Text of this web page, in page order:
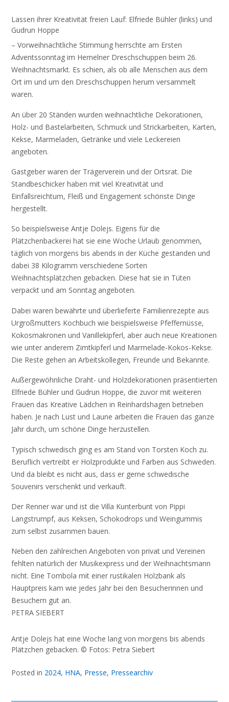
Lassen ihrer Kreativität freien Lauf: Elfriede Bühler (links) und
Gudrun Hoppe
– Vorweihnachtliche Stimmung herrschte am Ersten
Adventssonntag im Hemelner Dreschschuppen beim 26.
Weihnachtsmarkt. Es schien, als ob alle Menschen aus dem
Ort im und um den Dreschschuppen herum versammelt
waren.
An über 20 Ständen wurden weihnachtliche Dekorationen,
Holz- und Bastelarbeiten, Schmuck und Strickarbeiten, Karten,
Kekse, Marmeladen, Getränke und viele Leckereien
angeboten.
Gastgeber waren der Trägerverein und der Ortsrat. Die
Standbeschicker haben mit viel Kreativität und
Einfallsreichtum, Fleiß und Engagement schönste Dinge
hergestellt.
So beispielsweise Antje Dolejs. Eigens für die
Plätzchenbackerei hat sie eine Woche Urlaub genommen,
täglich von morgens bis abends in der Küche gestanden und
dabei 38 Kilogramm verschiedene Sorten
Weihnachtsplätzchen gebacken. Diese hat sie in Tüten
verpackt und am Sonntag angeboten.
Dabei waren bewährte und überlieferte Familienrezepte aus
Urgroßmutters Kochbuch wie beispielsweise Pfeffernüsse,
Kokosmakronen und Vanillekipferl, aber auch neue Kreationen
wie unter anderem Zimtkipferl und Marmelade-Kokos-Kekse.
Die Reste gehen an Arbeitskollegen, Freunde und Bekannte.
Außergewöhnliche Draht- und Holzdekorationen präsentierten
Elfriede Bühler und Gudrun Hoppe, die zuvor mit weiteren
Frauen das Kreative Lädchen in Reinhardshagen betrieben
haben. Je nach Lust und Laune arbeiten die Frauen das ganze
Jahr durch, um schöne Dinge herzustellen.
Typisch schwedisch ging es am Stand von Torsten Koch zu.
Beruflich vertreibt er Holzprodukte und Farben aus Schweden.
Und da bleibt es nicht aus, dass er gerne schwedische
Souvenirs verschenkt und verkauft.
Der Renner war und ist die Villa Kunterbunt von Pippi
Langstrumpf, aus Keksen, Schokodrops und Weingummis
zum selbst zusammen bauen.
Neben den zahlreichen Angeboten von privat und Vereinen
fehlten natürlich der Musikexpress und der Weihnachtsmann
nicht. Eine Tombola mit einer rustikalen Holzbank als
Hauptpreis kam wie jedes Jahr bei den Besucherinnen und
Besuchern gut an.
PETRA SIEBERT
Antje Dolejs hat eine Woche lang von morgens bis abends
Plätzchen gebacken. © Fotos: Petra Siebert
Posted in 2024, HNA, Presse, Pressearchiv